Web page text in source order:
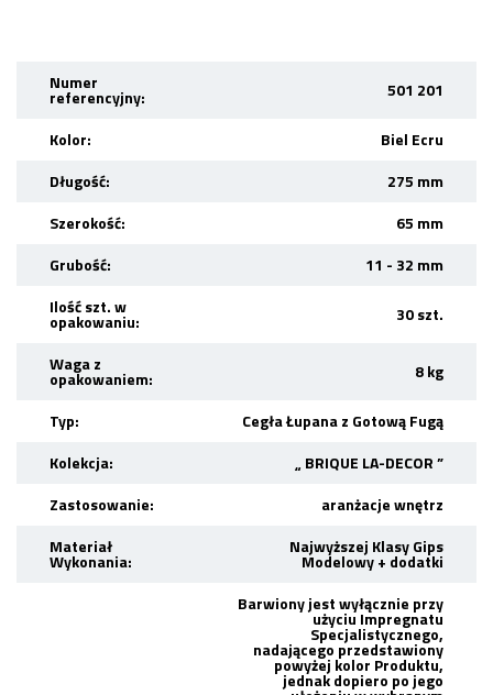
Numer
referencyjny: 501 201
Kolor:
Biel Ecru
Długość:
275 mm
Szerokość:
65 mm
Grubość:
11 - 32 mm
Ilość szt. w
opakowaniu: 30 szt.
Waga z
opakowaniem: 8 kg
Typ:
Cegła Łupana z Gotową Fugą
Kolekcja:
„ BRIQUE LA-DECOR ”
Zastosowanie:
aranżacje wnętrz
Materiał
Wykonania:
Najwyższej Klasy Gips
Modelowy + dodatki
Barwiony jest wyłącznie przy
użyciu Impregnatu
Specjalistycznego,
nadającego przedstawiony
powyżej kolor Produktu,
jednak dopiero po jego